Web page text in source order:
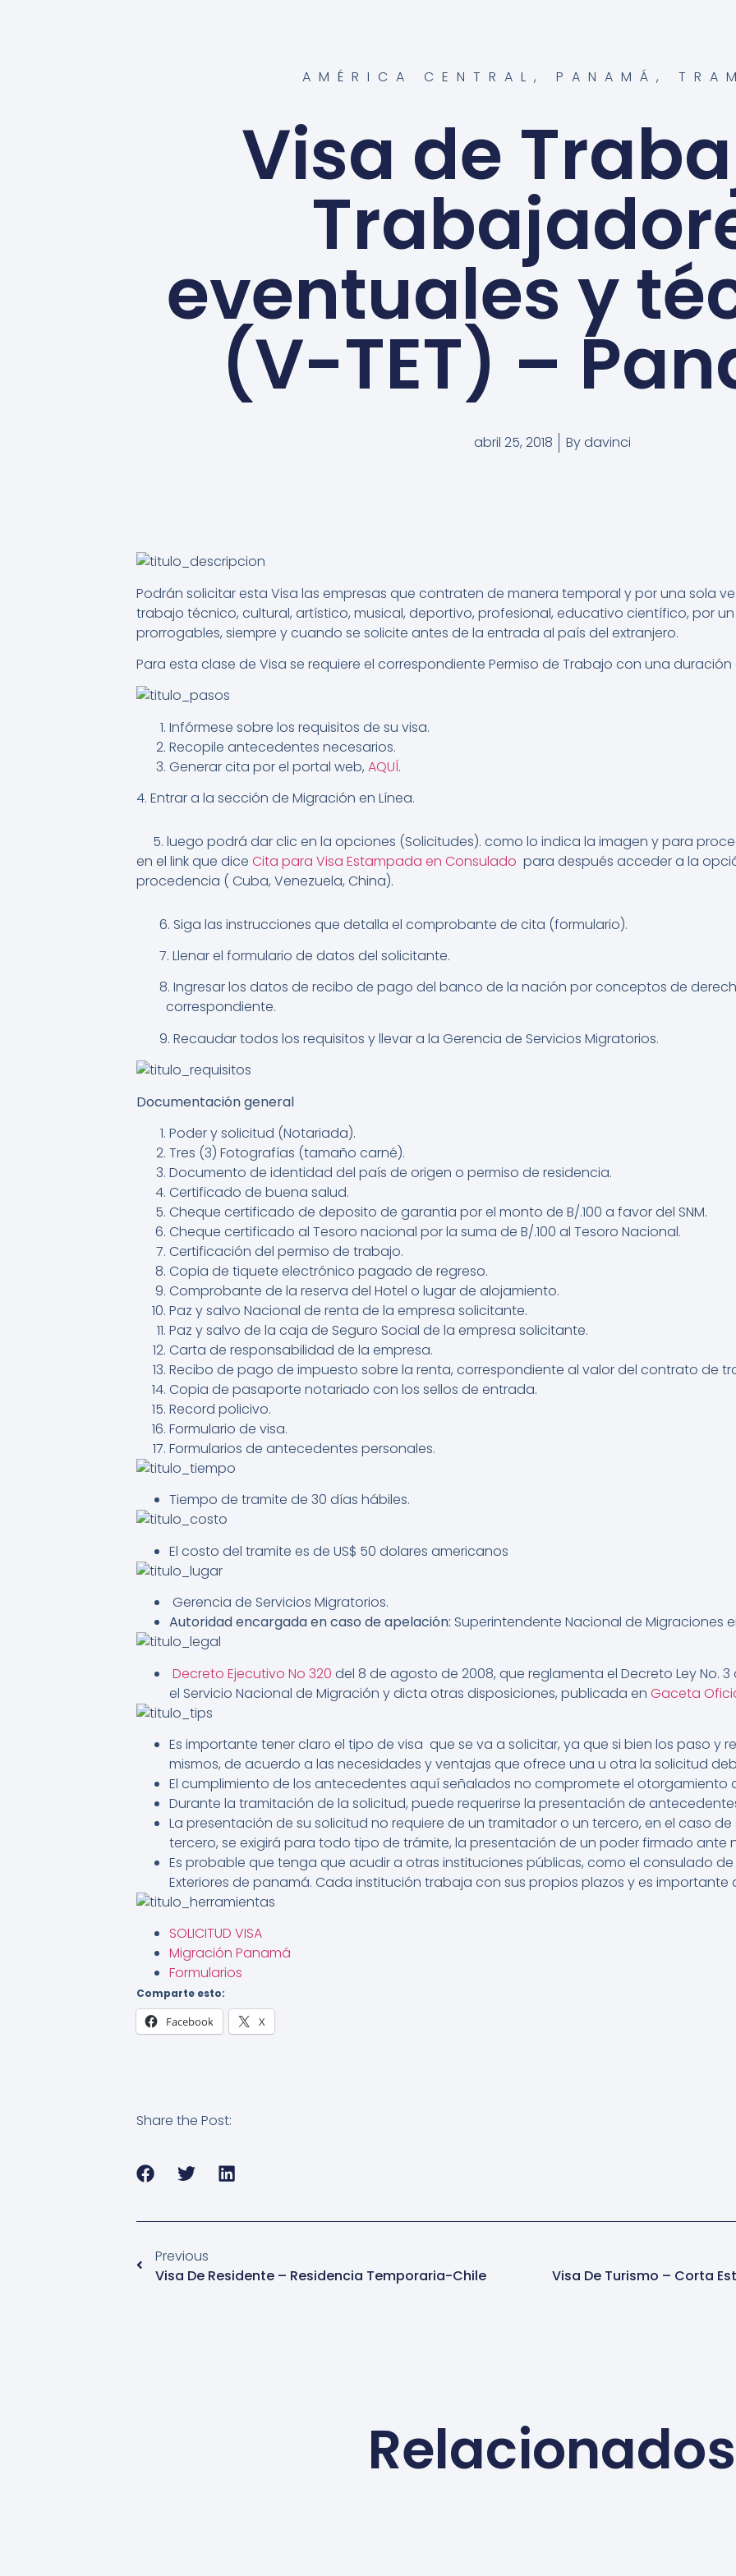
AMÉRICA CENTRAL , PANAMÁ ,
Visa de
eventuales y
(V-TET) –
abril 25, 2018 Bydavinci
Podrán solicitar esta Visa las empresas que contraten de manera temporal y por una sola
trabajo técnico, cultural, artístico, musical, deportivo, profesional, educativo científico, por
prorrogables, siempre y cuando se solicite antes de la entrada al país del extranjero.
Para esta clase de Visa se requiere el correspondiente Permiso de Trabajo con una duración
Infórmese sobre los requisitos de su visa.
Recopile antecedentes necesarios.
Generar cita por el portal web, AQUÍ.
4. Entrar a la sección de Migración en Línea.
5. luego podrá dar clic en la opciones (Solicitudes). como lo indica la imagen y para
en el link que dice Cita para Visa Estampada en Consulado para después acceder a la
procedencia ( Cuba, Venezuela, China).
6. Siga las instrucciones que detalla el comprobante de cita (formulario).
7. Llenar el formulario de datos del solicitante.
8. Ingresar los datos de recibo de pago del banco de la nación por conceptos de
correspondiente.
9. Recaudar todos los requisitos y llevar a la Gerencia de Servicios Migratorios.
Documentación general
Poder y solicitud (Notariada).
Tres (3) Fotografías (tamaño carné).
Documento de identidad del país de origen o permiso de residencia.
Certificado de buena salud.
Cheque certificado de deposito de garantia por el monto de B/.100 a favor del SNM.
Cheque certificado al Tesoro nacional por la suma de B/.100 al Tesoro Nacional.
Certificación del permiso de trabajo.
Copia de tiquete electrónico pagado de regreso.
Comprobante de la reserva del Hotel o lugar de alojamiento.
Paz y salvo Nacional de renta de la empresa solicitante.
Paz y salvo de la caja de Seguro Social de la empresa solicitante.
Carta de responsabilidad de la empresa.
Recibo de pago de impuesto sobre la renta, correspondiente al valor del contrato de
Copia de pasaporte notariado con los sellos de entrada.
Record policivo.
Formulario de visa.
Formularios de antecedentes personales.
Tiempo de tramite de 30 días hábiles.
El costo del tramite es de US$ 50 dolares americanos
Gerencia de Servicios Migratorios.
Autoridad encargada en caso de apelación: Superintendente Nacional de Migraciones
Decreto Ejecutivo No 320 del 8 de agosto de 2008, que reglamenta el Decreto Ley No.
el Servicio Nacional de Migración y dicta otras disposiciones, publicada en Gaceta
Es importante tener claro el tipo de visa que se va a solicitar, ya que si bien los paso y
mismos, de acuerdo a las necesidades y ventajas que ofrece una u otra la solicitud
El cumplimiento de los antecedentes aquí señalados no compromete el otorgamiento
Durante la tramitación de la solicitud, puede requerirse la presentación de
La presentación de su solicitud no requiere de un tramitador o un tercero, en el caso
tercero, se exigirá para todo tipo de trámite, la presentación de un poder firmado ante
Es probable que tenga que acudir a otras instituciones públicas, como el consulado de
Exteriores de panamá. Cada institución trabaja con sus propios plazos y es importante
SOLICITUD VISA
Migración Panamá
Formularios
Comparte esto:
Facebook X
Share the Post:
Previous
Visa De Residente – Residencia Temporaria-Chile
Relacionados